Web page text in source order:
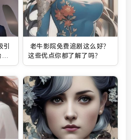
内
老牛影院免费追剧这么好？
这些优点你都了解了吗？